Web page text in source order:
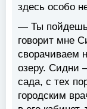
здесь особо
— Ты пойдешь
говорит мне
сворачиваем
озеру. Сидни
сада, с тех
городским